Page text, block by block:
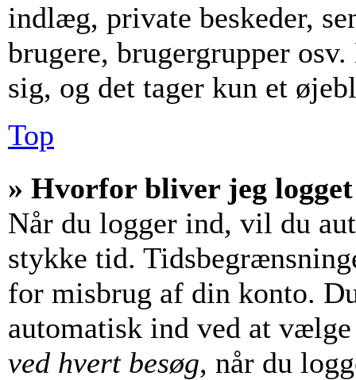
indlæg, private beskeder,
brugere, brugergrupper
sig, og det tager kun et
Top
» Hvorfor bliver jeg
Når du logger ind, vil du
stykke tid.
for misbrug af din konto.
automatisk ind ved at
ved hvert besøg, når du